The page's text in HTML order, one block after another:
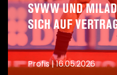
SVWW UND
SICH AUF
Profis|16.05.2026